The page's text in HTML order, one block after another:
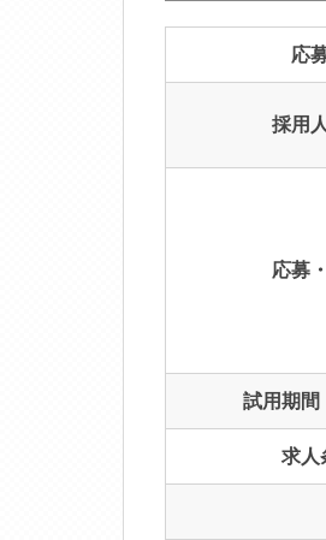
応
採用
応募
試用期間
求人